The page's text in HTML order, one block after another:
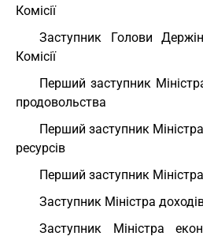
Комісії
Заступник Голови
Комісії
Перший заступник
продовольства
Перший заступник
ресурсів
Перший заступник
Заступник Міністра
Заступник Міністра